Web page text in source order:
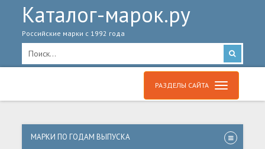
Каталог-марок.ру
Российские марки с 1992 года
РАЗДЕЛЫ САЙТА
МАРКИ ПО ГОДАМ ВЫПУСКА